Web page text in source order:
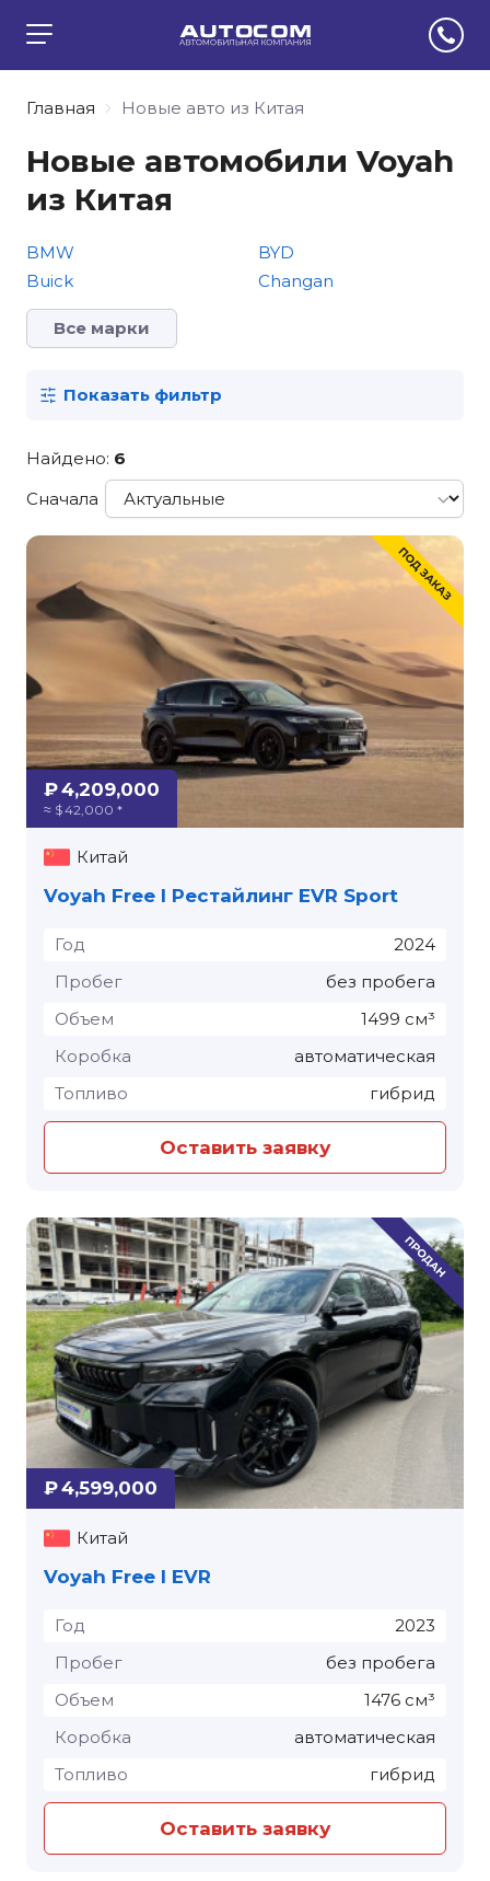
Главная Новые авто из Китая
Новые автомобили Voyah
из Китая
BMW
Buick
BYD
Changan
Все марки
Показать фильтр
Найдено: 6
Сначала
₽ 4,209,000
≈ $ 42,000 *
Китай
Voyah Free I Рестайлинг EVR Sport
Год
2024
Пробег
без пробега
Объем
1499 см³
Коробка
автоматическая
Топливо
гибрид
Оставить заявку
₽ 4,599,000
Китай
Voyah Free I EVR
Год
2023
Пробег
без пробега
Объем
1476 см³
Коробка
автоматическая
Топливо
гибрид
Оставить заявку